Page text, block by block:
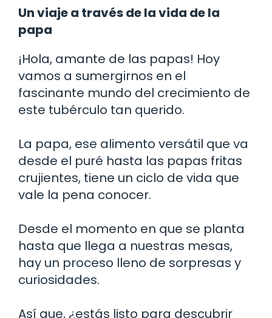
Un viaje a través de la vida de la
papa
¡Hola, amante de las papas! Hoy
vamos a sumergirnos en el
fascinante mundo del crecimiento de
este tubérculo tan querido.
La papa, ese alimento versátil que va
desde el puré hasta las papas fritas
crujientes, tiene un ciclo de vida que
vale la pena conocer.
Desde el momento en que se planta
hasta que llega a nuestras mesas,
hay un proceso lleno de sorpresas y
curiosidades.
Así que, ¿estás listo para descubrir